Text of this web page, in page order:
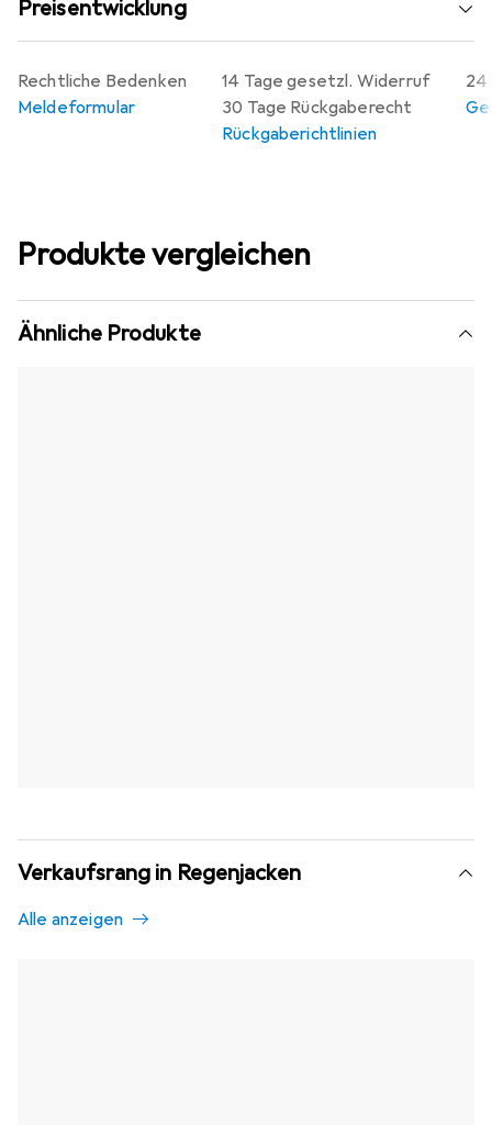
Preisentwicklung
14 Tage gesetzl. Widerruf
30 Tage Rückgaberecht
Rückgaberichtlinien
24
Rechtliche Bedenken
Meldeformular
Produkte vergleichen
Ähnliche Produkte
Verkaufsrang in Regenjacken
Alle anzeigen